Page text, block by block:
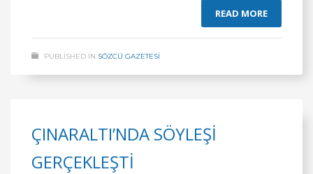
READ MORE
PUBLISHED IN SÖZCÜ GAZETESİ
ÇINARALTI’NDA SÖYLEŞİ
GERÇEKLEŞTİ